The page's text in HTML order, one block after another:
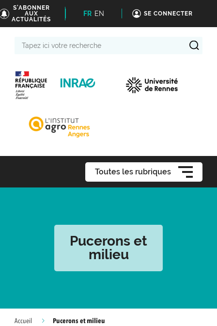
S'ABONNER
AUX
ACTUALITÉS
FR EN SE CONNECTER
Toutes les rubriques
Pucerons et
milieu
Accueil Pucerons et milieu